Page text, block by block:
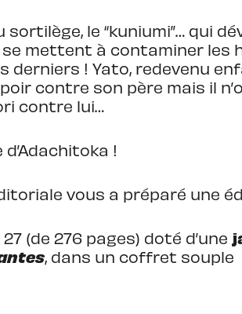
le “kuniumi”… qui
mettent à contaminer les
! Yato, redevenu
contre son père mais il
contre lui…
!
vous a préparé une
(de 276 pages) doté d’une
, dans un coffret souple